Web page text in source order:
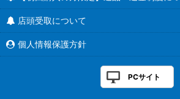
店頭受取について
個人情報保護方針
PCサイト